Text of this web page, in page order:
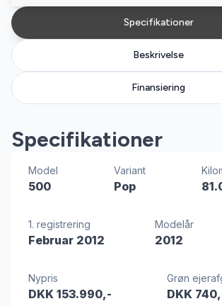
Specifikationer
Beskrivelse
Finansiering
Specifikationer
Model
500
Variant
Pop
1. registrering
Februar 2012
Modelår
2012
Nypris
DKK 153.990,-
Grøn
DKK